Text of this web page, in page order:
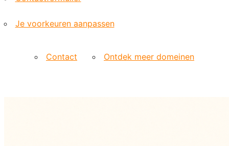
Je voorkeuren aanpassen
Contact Ontdek meer domeinen